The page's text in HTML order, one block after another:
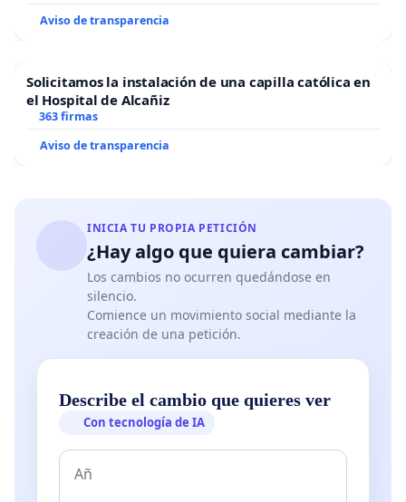
Aviso de transparencia
Solicitamos la instalación de una capilla católica en
el Hospital de Alcañiz
363 firmas
Aviso de transparencia
INICIA TU PROPIA PETICIÓN
¿Hay algo que quiera cambiar?
Los cambios no ocurren quedándose en
silencio.
Comience un movimiento social mediante la
creación de una petición.
Describe el cambio que quieres ver
Con tecnología de IA